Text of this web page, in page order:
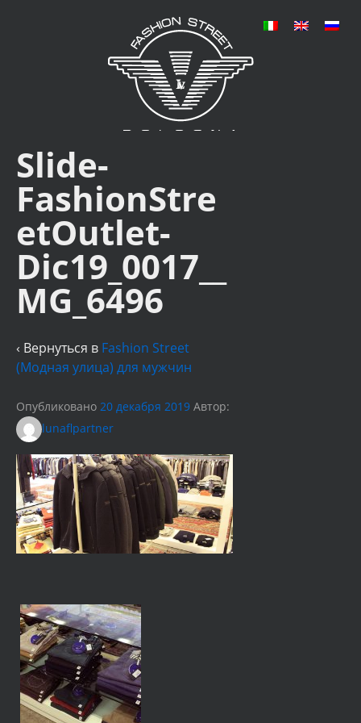
Slide-
FashionStre
etOutlet-
Dic19_0017__
MG_6496
‹ Вернуться в Fashion Street
(Модная улица) для мужчин
Опубликовано 20 декабря 2019 Автор:
lunaflpartner